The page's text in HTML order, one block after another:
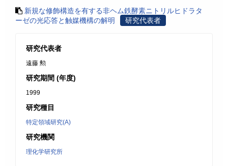
新規な修飾構造を有する非ヘム鉄酵素ニトリルヒドラタ
ーゼの光応答と触媒機構の解明
研究代表者
研究代表者
遠藤 勲
研究期間 (年度)
1999
研究種目
特定領域研究(A)
研究機関
理化学研究所